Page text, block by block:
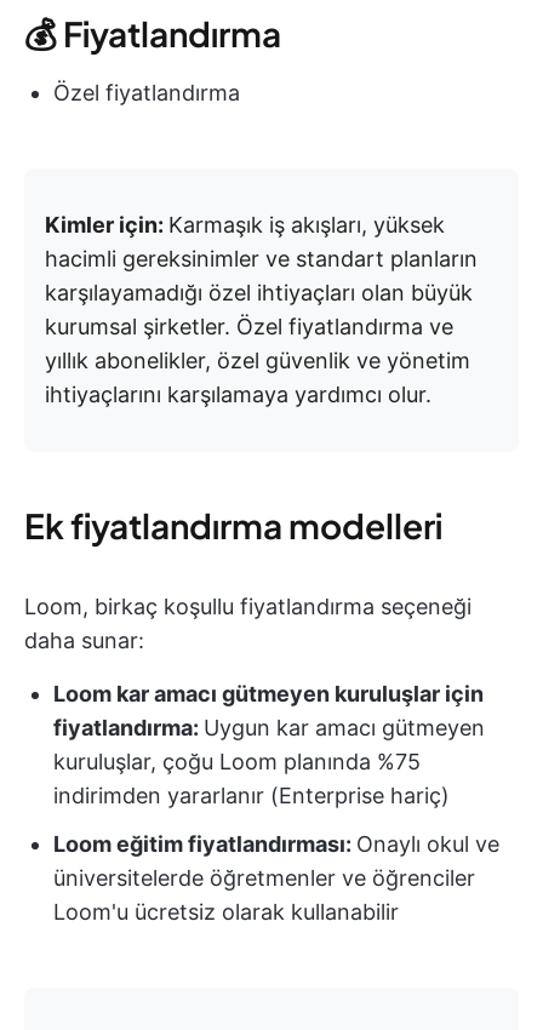
💰 Fiyatlandırma
Özel fiyatlandırma
Kimler için: Karmaşık iş akışları, yüksek
hacimli gereksinimler ve standart planların
karşılayamadığı özel ihtiyaçları olan büyük
kurumsal şirketler. Özel fiyatlandırma ve
yıllık abonelikler, özel güvenlik ve yönetim
ihtiyaçlarını karşılamaya yardımcı olur.
Ek fiyatlandırma modelleri
Loom, birkaç koşullu fiyatlandırma seçeneği
daha sunar:
Loom kar amacı gütmeyen kuruluşlar için
fiyatlandırma: Uygun kar amacı gütmeyen
kuruluşlar, çoğu Loom planında %75
indirimden yararlanır (Enterprise hariç)
Loom eğitim fiyatlandırması: Onaylı okul ve
üniversitelerde öğretmenler ve öğrenciler
Loom'u ücretsiz olarak kullanabilir